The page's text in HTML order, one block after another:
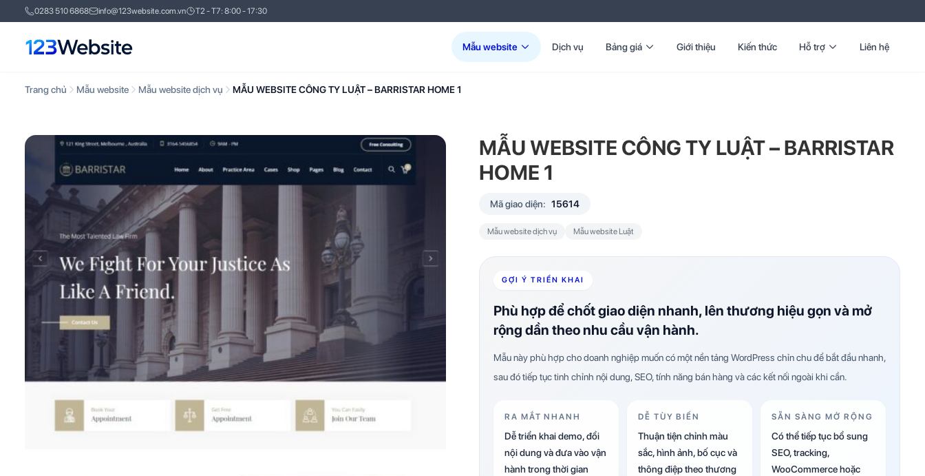
0283 510 6868 info@123website.com.vn T2 - T7: 8:00 - 17:30
Mẫu website Dịch vụ Bảng giá Giới thiệu Kiến thức Hỗ trợ Liên hệ
Trang chủ Mẫu website Mẫu website dịch vụ MẪU WEBSITE CÔNG TY LUẬT – BARRISTAR HOME 1
MẪU WEBSITE CÔNG TY LUẬT – BARRISTAR
HOME 1
Mã giao diện: 15614
Mẫu website dịch vụ Mẫu website Luật
GỢI Ý TRIỂN KHAI
Phù hợp để chốt giao diện nhanh, lên thương hiệu gọn và mở
rộng dần theo nhu cầu vận hành.
Mẫu này phù hợp cho doanh nghiệp muốn có một nền tảng WordPress chỉn chu để bắt đầu nhanh,
sau đó tiếp tục tinh chỉnh nội dung, SEO, tính năng bán hàng và các kết nối ngoài khi cần.
RA MẮT NHANH
Dễ triển khai demo, đổi
nội dung và đưa vào vận
hành trong thời gian
DỄ TÙY BIẾN
Thuận tiện chỉnh màu
sắc, hình ảnh, bố cục và
thông điệp theo thương
SẴN SÀNG MỞ RỘNG
Có thể tiếp tục bổ sung
SEO, tracking,
WooCommerce hoặc